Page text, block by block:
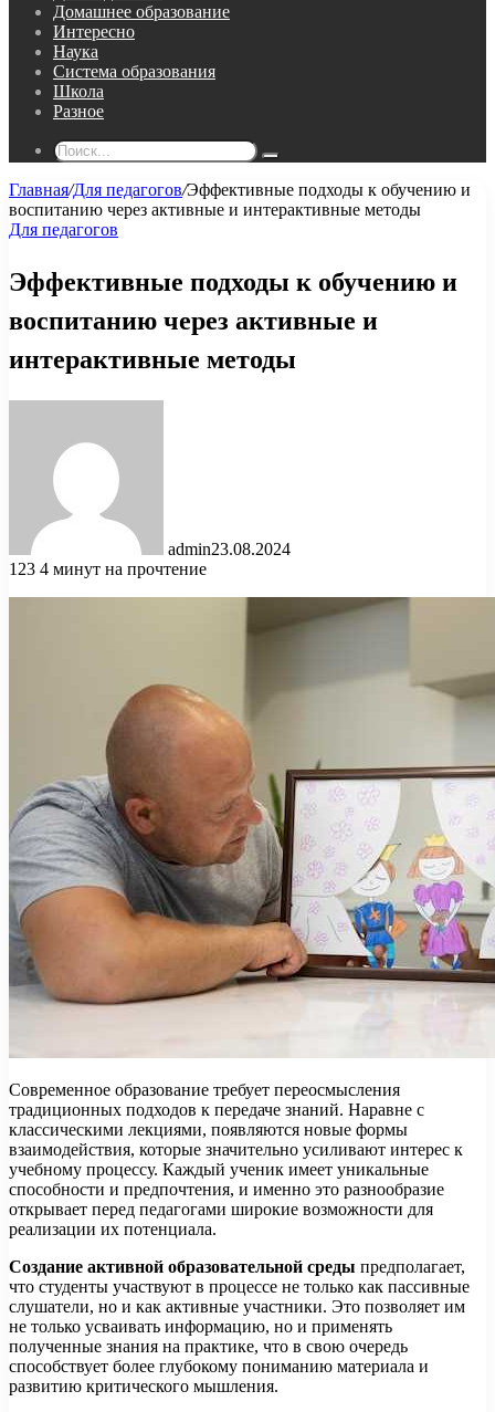
Домашнее образование
Интересно
Наука
Система образования
Школа
Разное
Поиск...
Главная/Для педагогов/Эффективные подходы к обучению и
воспитанию через активные и интерактивные методы
Для педагогов
Эффективные подходы к обучению и
воспитанию через активные и
интерактивные методы
admin23.08.2024
123 4 минут на прочтение
Современное образование требует переосмысления
традиционных подходов к передаче знаний. Наравне с
классическими лекциями, появляются новые формы
взаимодействия, которые значительно усиливают интерес к
учебному процессу. Каждый ученик имеет уникальные
способности и предпочтения, и именно это разнообразие
открывает перед педагогами широкие возможности для
реализации их потенциала.
Создание активной образовательной среды предполагает,
что студенты участвуют в процессе не только как пассивные
слушатели, но и как активные участники. Это позволяет им
не только усваивать информацию, но и применять
полученные знания на практике, что в свою очередь
способствует более глубокому пониманию материала и
развитию критического мышления.